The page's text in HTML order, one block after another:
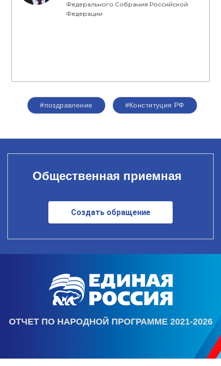
Федерального Собрания Российской
Федерации
#поздравление #Конституция РФ
Общественная приемная
Создать обращение
ОТЧЕТ ПО НАРОДНОЙ ПРОГРАММЕ 2021-2026